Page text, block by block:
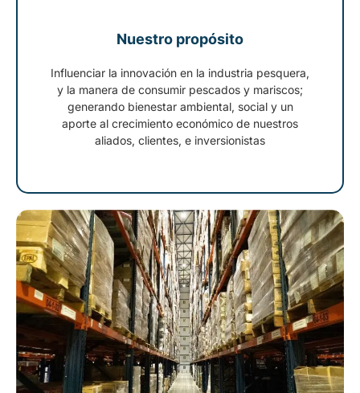
Nuestro propósito
Influenciar la innovación en la industria pesquera,
y la manera de consumir pescados y mariscos;
generando bienestar ambiental, social y un
aporte al crecimiento económico de nuestros
aliados, clientes, e inversionistas